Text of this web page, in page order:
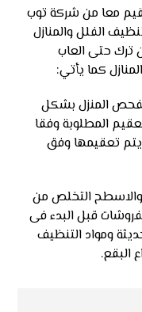
معا من شركة توب
الفلل والمنازل
ترك حتى العاب
كما يأتي:
المنزل بشكل
المطلوبة وفقا
يتم تعقيمها وفق
والاسطح التخلص من
قبل البدء فى
ومواد التنظيف
البقع.